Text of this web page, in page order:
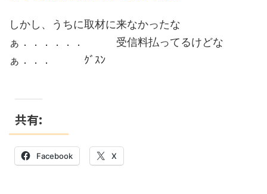
しかし、うちに取材に来なかったな
ぁ．．．．．． 受信料払ってるけどな
ぁ．．． ｸﾞｽﾝ
共有:
Facebook X